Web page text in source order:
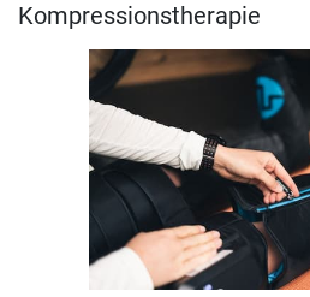
Kompressionstherapie